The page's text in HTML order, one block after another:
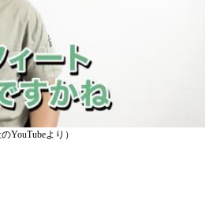
YouTubeより）